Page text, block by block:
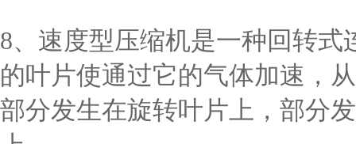
8、速度型压缩机是一种回转
的叶片使通过它的气体加速，
部分发生在旋转叶片上，部分